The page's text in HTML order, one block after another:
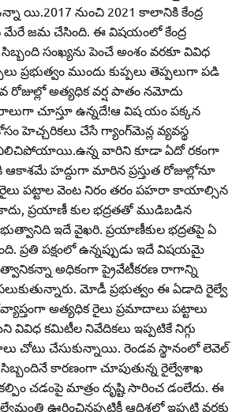
యి.2017 నుంచి 2021 కాలానికి కేంద్ర
మేరే జమ చేసింది. ఈ విషయంలో కేంద్ర
సంఖ్యను పెంచే అంశం వరకూ వివిధ
ముందు కుప్పలు తెప్పలుగా పడి
అత్యధిక వర్ష పాతం నమోదు
చూస్తూ ఉన్నదే!ఆ విష యం పక్కన
హెచ్చరికలు చేసే గ్యాంగ్‌మెన్ల వ్యవస్థ
నిలిచిపోయాయి.ఉన్న వారిని కూడా ఏదో రకంగా
హద్దుగా మారిన ప్రస్తుత రోజుల్లోనూ
పట్టాల వెంట నిరం తరం పహరా కాయాల్సిన
ప్రయాణీ కుల భద్రతతో ముడిబడిన
ఇదే వైఖరి. ప్రయాణీకుల భద్రతపై ఏ
పక్షంలో ఉన్నప్పుడు ఇదే విషయమై
అధికంగా ప్రైవేటీకరణ రాగాన్ని
మోడీ ప్రభుత్వం ఈ ఏడాది రైల్వే
అత్యధిక రైలు ప్రమాదాలు పట్టాలు
కమిటీల నివేదికలు ఇప్పటికే నిగ్గు
చోటు చేసుకున్నాయి. రెండవ స్థానంలో లెవెల్‌
కారణంగా చూపుతున్న రైల్వేశాఖ
చడంపై మాత్రం దృష్టి సారించ డంలేదు. ఈ
ఊరించినప్పటికీ ఆదిశలో ఇప్పటి వరకు